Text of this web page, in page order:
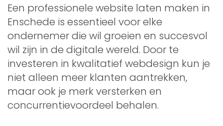
Een professionele website laten maken in
Enschede is essentieel voor elke
ondernemer die wil groeien en succesvol
wil zijn in de digitale wereld. Door te
investeren in kwalitatief webdesign kun je
niet alleen meer klanten aantrekken,
maar ook je merk versterken en
concurrentievoordeel behalen.